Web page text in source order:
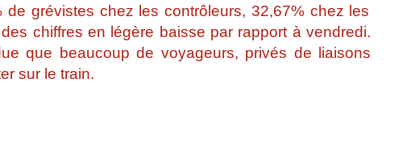
grévistes chez les contrôleurs, 32,67% chez les
chiffres en légère baisse par rapport à vendredi.
que beaucoup de voyageurs, privés de liaisons
sur le train.